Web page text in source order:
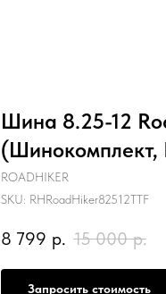
Шина 8.25-12
(Шинокомплект,
ROADHIKER
SKU: RHRoadHiker82512TTF
8 799 р. 15 000 р.
Запросить стоимость